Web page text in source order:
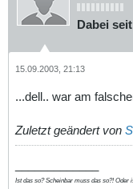
Dabei
15.09.2003, 21:13
...dell.. war am
Zuletzt geändert von
Ist das so? Scheinbar muss das so?! Oder